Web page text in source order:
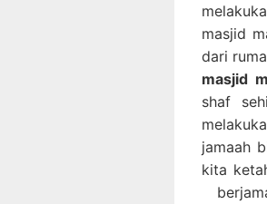
masjid
dari
masjid
shaf
jamaah
kita